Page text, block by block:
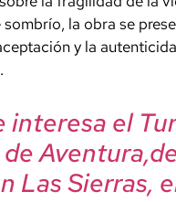
sombrío, la obra se
y la
interesa el
Las Sierras,